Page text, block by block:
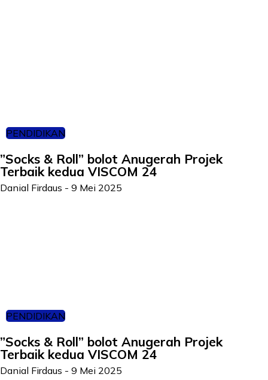
PENDIDIKAN
”Socks & Roll” bolot Anugerah Projek
Terbaik kedua VISCOM 24
Danial Firdaus - 9 Mei 2025
PENDIDIKAN
”Socks & Roll” bolot Anugerah Projek
Terbaik kedua VISCOM 24
Danial Firdaus - 9 Mei 2025